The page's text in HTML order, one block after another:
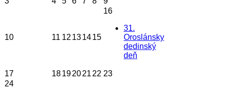
10 11 12 131415
16
31.
Oroslánsky
dedinský
deň
17 18192021 22 23
24